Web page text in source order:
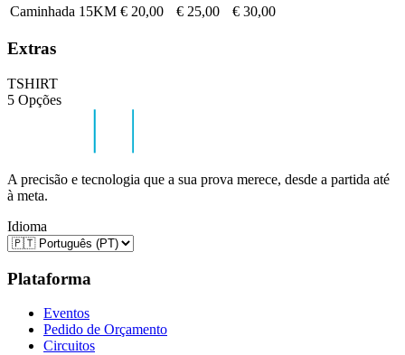
Caminhada 15KM € 20,00 € 25,00 € 30,00
Extras
TSHIRT
5 Opções
A precisão e tecnologia que a sua prova merece, desde a partida até
à meta.
Idioma
Plataforma
Eventos
Pedido de Orçamento
Circuitos